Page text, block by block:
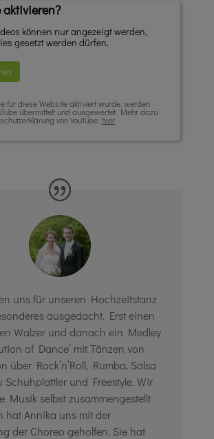
aktivieren?
können nur angezeigt werden,
gesetzt werden dürfen.
für diese Website aktiviert wurde, werden
übermittelt und ausgewertet. Mehr dazu
von YouTube: hier
uns für unseren Hochzeitstanz
ausgedacht. Erst einen
Walzer und danach ein Medley
of Dance’ mit Tänzen von
über Rock’n’Roll, Rumba, Salsa
Schuhplattler und Freestyle. Wir
Musik selbst zusammengestellt
hat Annika uns mit der
der Choreo geholfen. Sie hat